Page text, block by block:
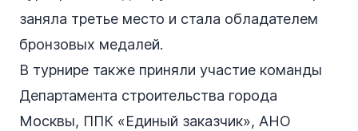
заняла третье место и стала обладателем
бронзовых медалей.
В турнире также приняли участие команды
Департамента строительства города
Москвы, ППК «Единый заказчик», АНО